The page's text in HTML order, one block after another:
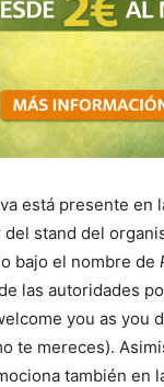
está presente en
stand del
bajo el nombre de
las autoridades
you as you
te mereces).
también en